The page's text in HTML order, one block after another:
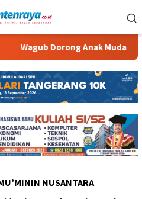
Wagub Dorong Anak Muda
NUSANTARA